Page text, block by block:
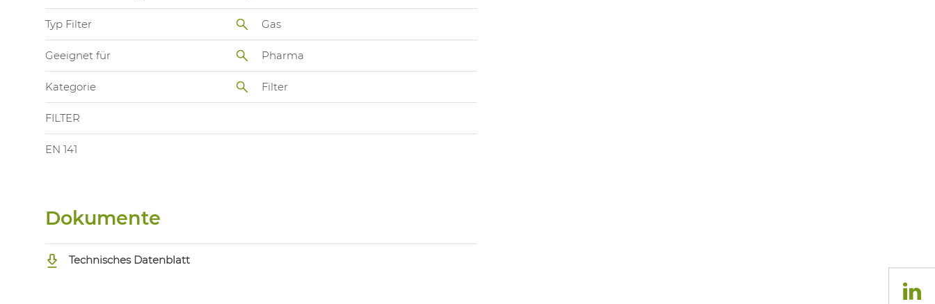
Typ Filter Gas
Geeignet für Pharma
Kategorie Filter
FILTER
EN 141
Dokumente
Technisches Datenblatt